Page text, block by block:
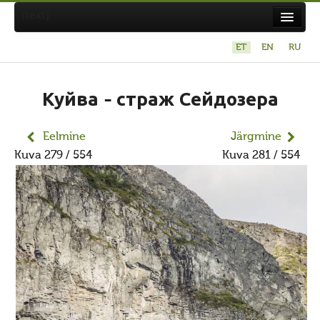
Koda
Põhikiri
Aastaaruanded
Kuidas liituda kojaga?
Maavalla Koja juhtimine
Kohalikud kojad
Avaldused
ET EN RU
Куйва - страж Сейдозера
Eelmine
Kuva 279 / 554
Järgmine
Kuva 281 / 554